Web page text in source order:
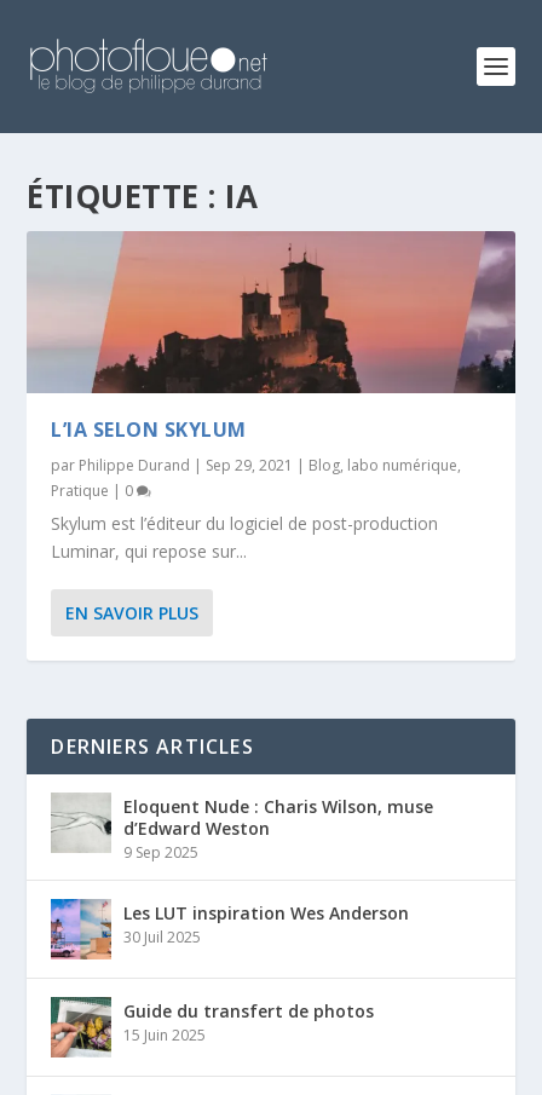
ÉTIQUETTE : IA
L’IA SELON SKYLUM
par Philippe Durand | Sep 29, 2021 | Blog, labo numérique,
Pratique | 0
Skylum est l’éditeur du logiciel de post-production
Luminar, qui repose sur...
EN SAVOIR PLUS
DERNIERS ARTICLES
Eloquent Nude : Charis Wilson, muse
d’Edward Weston
9 Sep 2025
Les LUT inspiration Wes Anderson
30 Juil 2025
Guide du transfert de photos
15 Juin 2025